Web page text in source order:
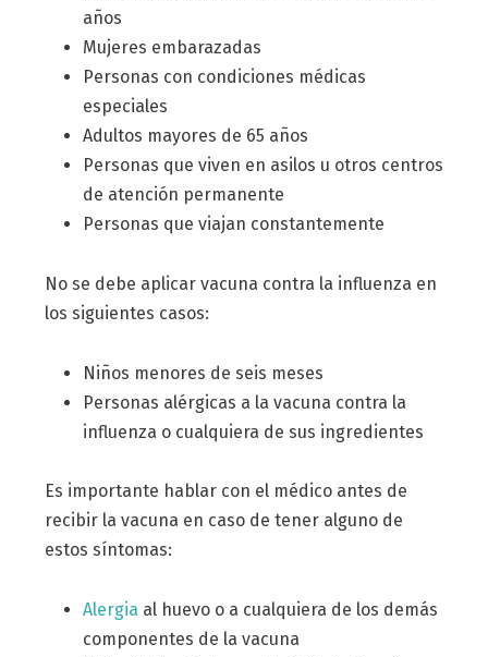
años
Mujeres embarazadas
Personas con condiciones médicas
especiales
Adultos mayores de 65 años
Personas que viven en asilos u otros centros
de atención permanente
Personas que viajan constantemente
No se debe aplicar vacuna contra la influenza en
los siguientes casos:
Niños menores de seis meses
Personas alérgicas a la vacuna contra la
influenza o cualquiera de sus ingredientes
Es importante hablar con el médico antes de
recibir la vacuna en caso de tener alguno de
estos síntomas:
Alergia al huevo o a cualquiera de los demás
componentes de la vacuna